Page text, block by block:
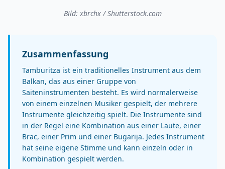
Bild: xbrchx / Shutterstock.com
Zusammenfassung
Tamburitza ist ein traditionelles Instrument aus dem
Balkan, das aus einer Gruppe von
Saiteninstrumenten besteht. Es wird normalerweise
von einem einzelnen Musiker gespielt, der mehrere
Instrumente gleichzeitig spielt. Die Instrumente sind
in der Regel eine Kombination aus einer Laute, einer
Brac, einer Prim und einer Bugarija. Jedes Instrument
hat seine eigene Stimme und kann einzeln oder in
Kombination gespielt werden.